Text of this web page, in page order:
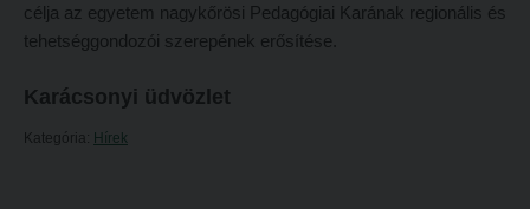
Református Pedagógiai Intézet
Nemzetközi mobilitás
célja az egyetem nagykőrösi Pedagógiai Karának regionális és
tehetséggondozói szerepének erősítése.
Karácsonyi üdvözlet
Kategória: Hírek